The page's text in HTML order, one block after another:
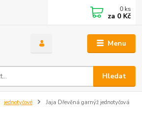
Menu
Hledat
0 ks
za 0 Kč
jednotyčové
Jaja Dřevěná garnýž jednotyčová